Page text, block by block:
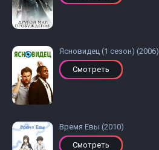
Ясновидец (1 сезон) (2006)
Смотреть
Время Евы (2010)
Смотреть